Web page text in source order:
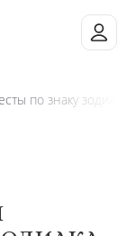
по знаку зодиака